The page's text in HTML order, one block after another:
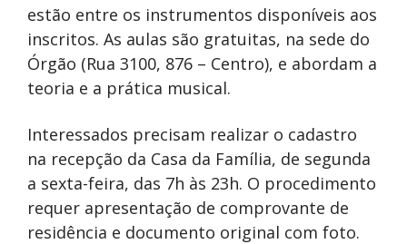
estão entre os instrumentos disponíveis aos
inscritos. As aulas são gratuitas, na sede do
Órgão (Rua 3100, 876 – Centro), e abordam a
teoria e a prática musical.
Interessados precisam realizar o cadastro
na recepção da Casa da Família, de segunda
a sexta-feira, das 7h às 23h. O procedimento
requer apresentação de comprovante de
residência e documento original com foto.